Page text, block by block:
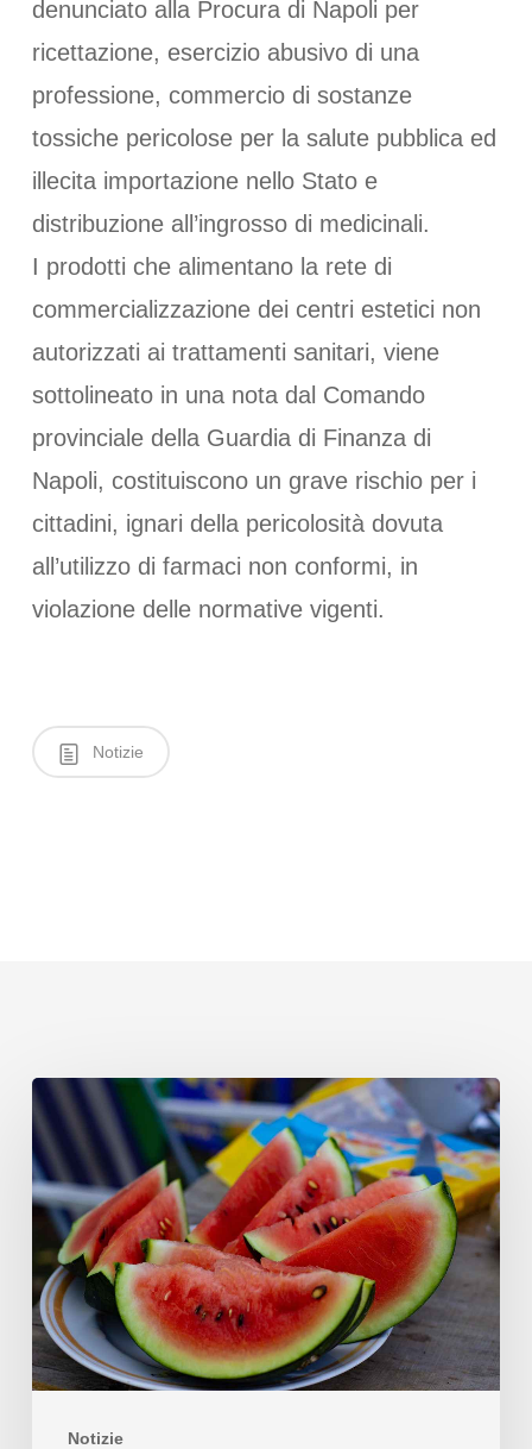
denunciato alla Procura di Napoli per
ricettazione, esercizio abusivo di una
professione, commercio di sostanze
tossiche pericolose per la salute pubblica ed
illecita importazione nello Stato e
distribuzione all’ingrosso di medicinali.
I prodotti che alimentano la rete di
commercializzazione dei centri estetici non
autorizzati ai trattamenti sanitari, viene
sottolineato in una nota dal Comando
provinciale della Guardia di Finanza di
Napoli, costituiscono un grave rischio per i
cittadini, ignari della pericolosità dovuta
all’utilizzo di farmaci non conformi, in
violazione delle normative vigenti.
Notizie
Notizie